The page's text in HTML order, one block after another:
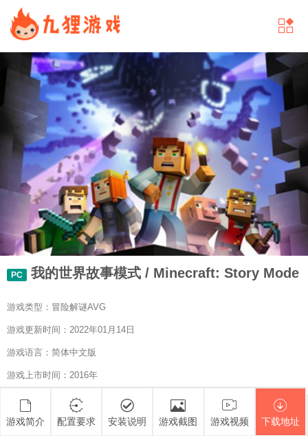
PC 我的世界故事模式 / Minecraft: Story Mode
游戏类型：冒险解谜AVG
游戏更新时间：2022年01月14日
游戏语言：简体中文版
游戏上市时间：2016年
游戏简介 配置要求 安装说明 游戏截图 游戏视频 下载地址